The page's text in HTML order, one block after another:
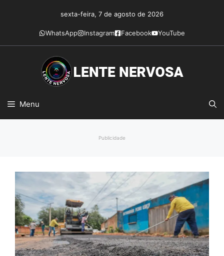
conteúdo
sexta-feira, 7 de agosto de 2026
WhatsApp Instagram Facebook YouTube
Menu
Publicidade